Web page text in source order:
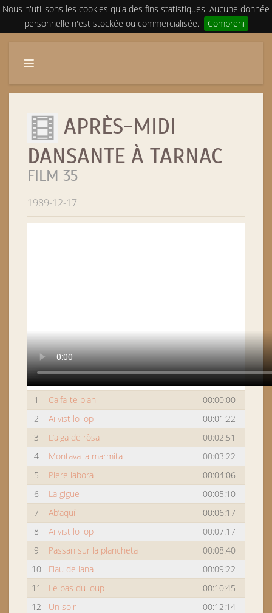
Nous n'utilisons les cookies qu'a des fins statistiques. Aucune donnée
personnelle n'est stockée ou commercialisée.
Compreni
APRÈS-MIDI
DANSANTE À TARNAC
FILM 35
1989-12-17
1 Caifa-te bian
00:00:00
2
Ai vist lo lop
00:01:22
3
L’aiga de ròsa
00:02:51
4
Montava la marmita
00:03:22
5
Piere labora
00:04:06
6
La gigue
00:05:10
7
Ab’aquí
00:06:17
8
Ai vist lo lop
00:07:17
9
Passan sur la plancheta
00:08:40
10
Fiau de lana
00:09:22
11
Le pas du loup
00:10:45
12
Un soir
00:12:14